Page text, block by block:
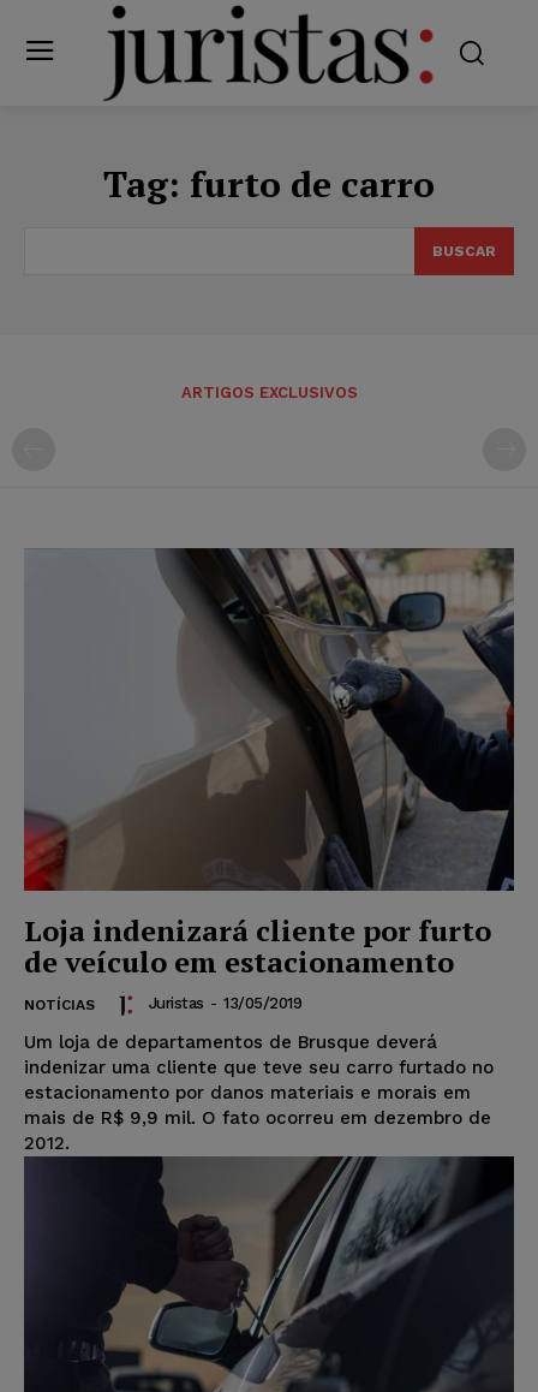
Tag: furto de carro
BUSCAR
ARTIGOS EXCLUSIVOS
Loja indenizará cliente por furto
de veículo em estacionamento
NOTÍCIAS Juristas - 13/05/2019
Um loja de departamentos de Brusque deverá
indenizar uma cliente que teve seu carro furtado no
estacionamento por danos materiais e morais em
mais de R$ 9,9 mil. O fato ocorreu em dezembro de
2012.